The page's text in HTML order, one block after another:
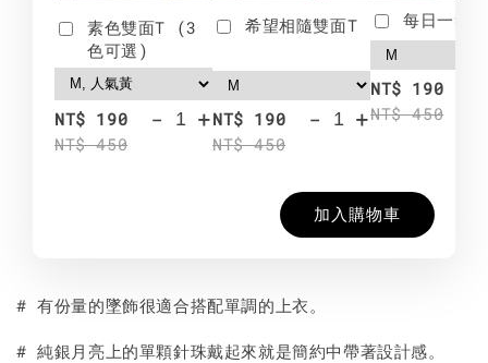
素色雙面T (3
色可選)
NT$ 190
NT$ 450
- +
希望相隨雙面T
NT$ 190
NT$ 450
- +
每日一笑
NT$ 190
NT$ 450
加入購物車
# 有份量的墜飾很適合搭配單調的上衣。
# 純銀月亮上的單顆針珠戴起來就是簡約中帶著設計感。